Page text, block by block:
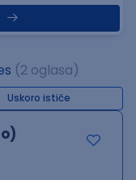
(2 oglasa)
Uskoro ističe